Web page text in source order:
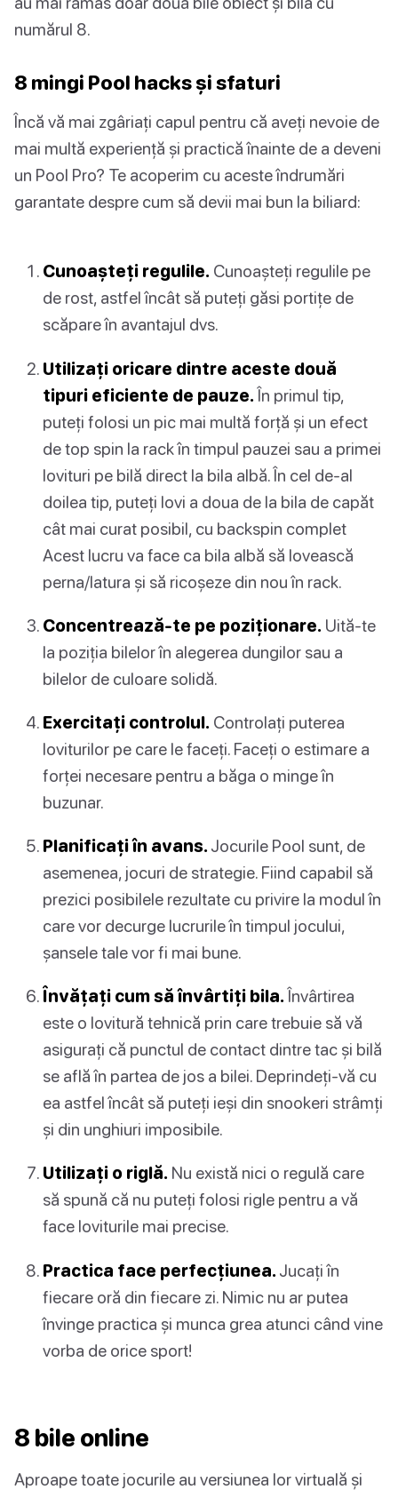
numărul 8.
8 mingi Pool hacks și sfaturi
Încă vă mai zgâriați capul pentru că aveți nevoie de
mai multă experiență și practică înainte de a deveni
un Pool Pro? Te acoperim cu aceste îndrumări
garantate despre cum să devii mai bun la biliard:
Cunoașteți regulile. Cunoașteți regulile pe
de rost, astfel încât să puteți găsi portițe de
scăpare în avantajul dvs.
Utilizați oricare dintre aceste două
tipuri eficiente de pauze.În primul tip,
puteți folosi un pic mai multă forță și un efect
de top spin la rack în timpul pauzei sau a primei
lovituri pe bilă direct la bila albă. În cel de-al
doilea tip, puteți lovi a doua de la bila de capăt
cât mai curat posibil, cu backspin complet
Acest lucru va face ca bila albă să lovească
perna/latura și să ricoșeze din nou în rack.
Concentrează-te pe poziționare. Uită-te
la poziția bilelor în alegerea dungilor sau a
bilelor de culoare solidă.
Exercitați controlul. Controlați puterea
loviturilor pe care le faceți. Faceți o estimare a
forței necesare pentru a băga o minge în
buzunar.
Planificați în avans. Jocurile Pool sunt, de
asemenea, jocuri de strategie. Fiind capabil să
prezici posibilele rezultate cu privire la modul în
care vor decurge lucrurile în timpul jocului,
șansele tale vor fi mai bune.
Învățați cum să învârtiți bila.Învârtirea
este o lovitură tehnică prin care trebuie să vă
asigurați că punctul de contact dintre tac și bilă
se află în partea de jos a bilei. Deprindeți-vă cu
ea astfel încât să puteți ieși din snookeri strâmți
și din unghiuri imposibile.
Utilizați o riglă. Nu există nici o regulă care
să spună că nu puteți folosi rigle pentru a vă
face loviturile mai precise.
Practica face perfecțiunea. Jucați în
fiecare oră din fiecare zi. Nimic nu ar putea
învinge practica și munca grea atunci când vine
vorba de orice sport!
8 bile online
Aproape toate jocurile au versiunea lor virtuală și